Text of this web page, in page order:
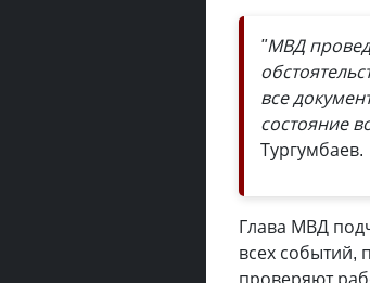
"МВД
все
состояние
Тургумбаев.
Глава МВД
всех событий,